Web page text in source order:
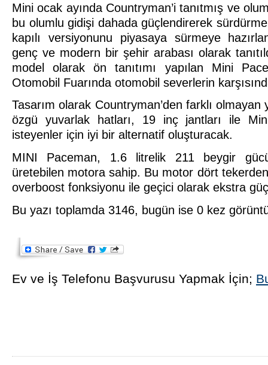
Mini ocak ayında Countryman’i tanıtmış ve
bu olumlu gidişi dahada güçlendirerek
kapılı versiyonunu piyasaya sürmeye
genç ve modern bir şehir arabası olarak
model olarak ön tanıtımı yapılan Mini
Otomobil Fuarında otomobil severlerin
Tasarım olarak Countryman’den farklı
özgü yuvarlak hatları, 19 inç jantları ile
isteyenler için iyi bir alternatif oluşturacak.
MINI Paceman, 1.6 litrelik 211 beygir
üretebilen motora sahip. Bu motor dört
overboost fonksiyonu ile geçici olarak ekstra
Bu yazı toplamda 3146, bugün ise 0 kez
Ev ve İş Telefonu Başvurusu Yapmak İçin;